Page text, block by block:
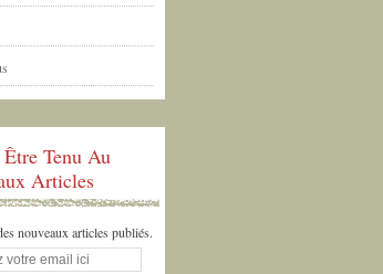
Tenu Au
Articles
nouveaux articles publiés.